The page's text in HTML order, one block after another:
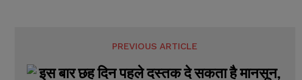
PREVIOUS ARTICLE